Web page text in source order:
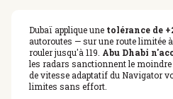
Dubaï applique une tolérance de
autoroutes — sur une route limitée
rouler jusqu'à 119. Abu Dhabi
les radars sanctionnent le moindre
de vitesse adaptatif du Navigator
limites sans effort.